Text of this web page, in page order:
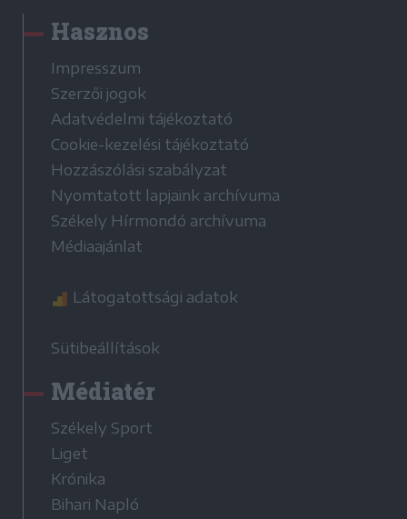
Hasznos
Impresszum
Szerzői jogok
Adatvédelmi tájékoztató
Cookie-kezelési tájékoztató
Hozzászólási szabályzat
Nyomtatott lapjaink archívuma
Székely Hírmondó archívuma
Médiaajánlat
Látogatottsági adatok
Sütibeállítások
Médiatér
Székely Sport
Liget
Krónika
Bihari Napló